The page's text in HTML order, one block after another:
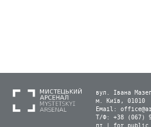
вул. Івана
м. Київ, 01010
Email:
Т/Ф: +38 (067)